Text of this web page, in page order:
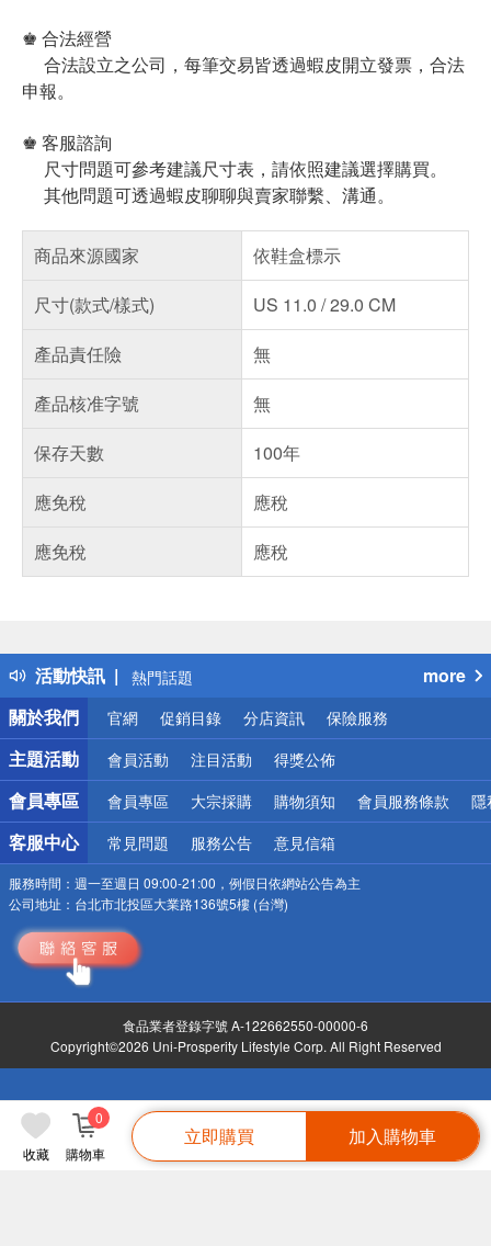
收藏 購物車
0
立即購買 加入購物車
♚ 合法經營
合法設立之公司，每筆交易皆透過蝦皮開立發票，合法
申報。
♚ 客服諮詢
尺寸問題可參考建議尺寸表，請依照建議選擇購買。
其他問題可透過蝦皮聊聊與賣家聯繫、溝通。
商品來源國家
依鞋盒標示
尺寸(款式/樣式)
US 11.0 / 29.0 CM
產品責任險
無
產品核准字號
無
保存天數
100年
應免稅
應稅
應免稅
應稅
活動快訊
得獎公告
熱門話題
銀行優惠
偏遠地區配送
詐騙網頁！請小心！
more
關於我們
官網 促銷目錄 分店資訊 保險服務
主題活動 會員活動 注目活動 得獎公佈
會員專區 會員專區 大宗採購 購物須知 會員服務條款 隱
客服中心 常見問題 服務公告 意見信箱
服務時間： 週一至週日 09:00-21:00，例假日依網站公告為主
公司地址： 台北市北投區大業路136號5樓 (台灣)
食品業者登錄字號 A-122662550-00000-6
Copyright©2026 Uni-Prosperity Lifestyle Corp. All Right Reserved